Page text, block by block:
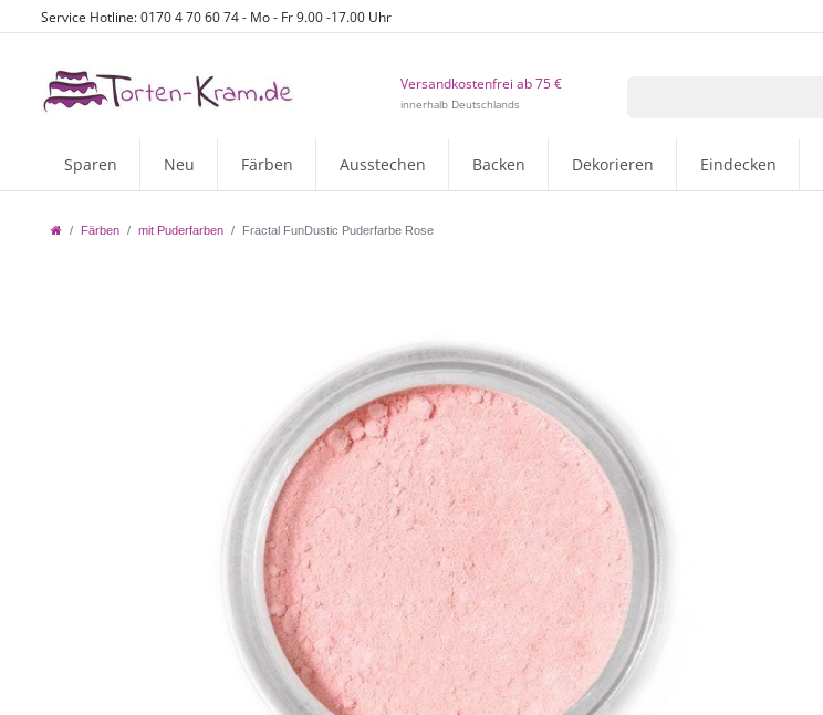
Service Hotline: 0170 4 70 60 74 - Mo - Fr 9.00 -17.00 Uhr
Versandkostenfrei ab 75 €
innerhalb Deutschlands
Sparen Neu Färben Ausstechen Backen Dekorieren Eindecken
Färben mit Puderfarben Fractal FunDustic Puderfarbe Rose